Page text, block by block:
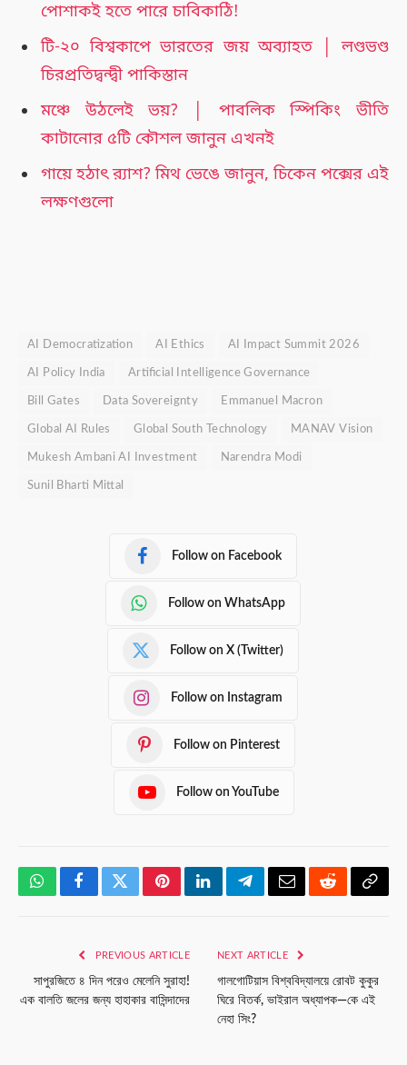
পোশাকই হতে পারে চাবিকাঠি!
টি-২০ বিশ্বকাপে ভারতের জয় অব্যাহত │ লণ্ডভণ্ড
চিরপ্রতিদ্বন্দ্বী পাকিস্তান
মঞ্চে উঠলেই ভয়? │ পাবলিক স্পিকিং ভীতি
কাটানোর ৫টি কৌশল জানুন এখনই
গায়ে হঠাৎ র‍্যাশ? মিথ ভেঙে জানুন, চিকেন পক্সের এই
লক্ষণগুলো
AI Democratization AI Ethics AI Impact Summit 2026
AI Policy India Artificial Intelligence Governance
Bill Gates Data Sovereignty Emmanuel Macron
Global AI Rules Global South Technology MANAV Vision
Mukesh Ambani AI Investment Narendra Modi
Sunil Bharti Mittal
Follow on Facebook
Follow on WhatsApp
Follow on X (Twitter)
Follow on Instagram
Follow on Pinterest
Follow on YouTube
WhatsAppFacebookTwitterPinterestLinkedInTelegramEmailRedditCopy
PREVIOUS ARTICLE
সাপুরজিতে ৪ দিন পরেও মেলেনি সুরাহা!
এক বালতি জলের জন্য হাহাকার বাসিন্দাদের
NEXT ARTICLE
গালগোটিয়াস বিশ্ববিদ্যালয়ে রোবট কুকুর
ঘিরে বিতর্ক, ভাইরাল অধ্যাপক—কে এই
নেহা সিং?